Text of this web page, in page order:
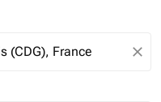
close